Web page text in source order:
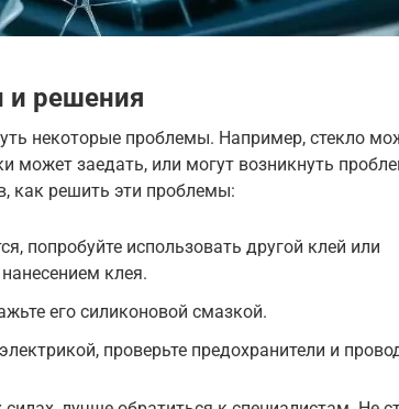
решения
некоторые проблемы. Например, стекло
может заедать, или могут возникнуть
как решить эти проблемы:
попробуйте использовать другой клей или
клея.
его силиконовой смазкой.
проверьте предохранители и